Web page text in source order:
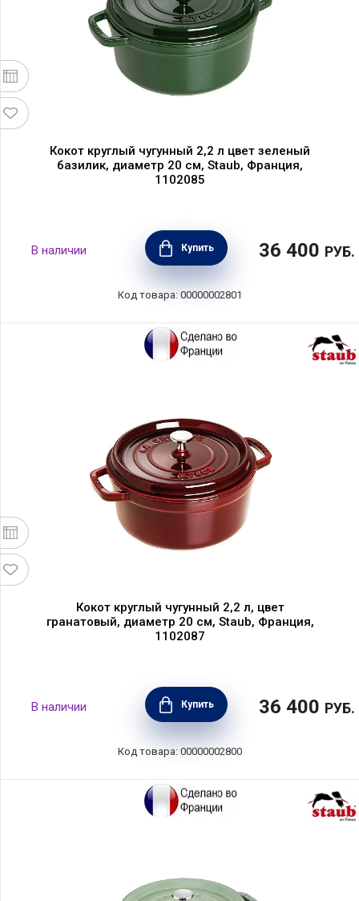
Кокот круглый чугунный 2,2 л цвет зеленый
базилик, диаметр 20 см, Staub, Франция,
1102085
В наличии Купить 36 400 РУБ.
Код товара: 00000002801
Кокот круглый чугунный 2,2 л, цвет
гранатовый, диаметр 20 см, Staub, Франция,
1102087
В наличии Купить 36 400 РУБ.
Код товара: 00000002800